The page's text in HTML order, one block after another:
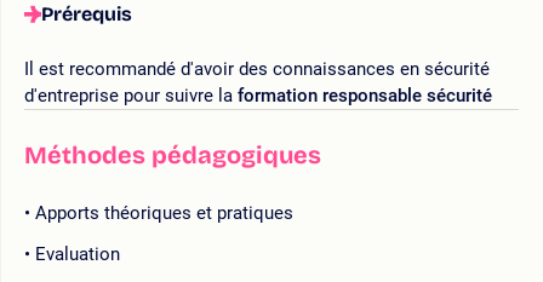
Prérequis
Il est recommandé d'avoir des connaissances en sécurité
d'entreprise pour suivre la formation responsable sécurité
Méthodes pédagogiques
Apports théoriques et pratiques
Evaluation